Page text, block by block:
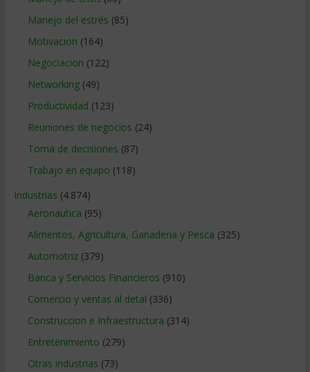
Manejo del estrés (85)
Motivacion (164)
Negociacion (122)
Networking(49)
Productividad (123)
Reuniones de negocios (24)
Toma de decisiones (87)
Trabajo en equipo (118)
Industrias (4.874)
Aeronautica (95)
Alimentos, Agricultura, Ganaderia y Pesca (325)
Automotriz(379)
Banca y Servicios Financieros (910)
Comercio y ventas al detal (336)
Construccion e Infraestructura (314)
Entretenimiento (279)
Otras industrias (73)